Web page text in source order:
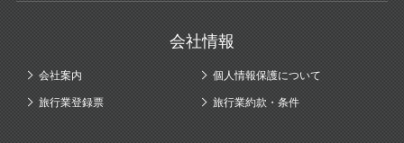
会社情報
会社案内
個人情報保護について
旅行業登録票
旅行業約款・条件